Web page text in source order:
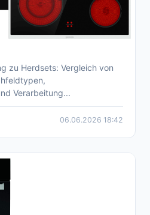
2026 – Einbauherde &
zu Herdsets: Vergleich von
Verarbeitung...
06.06.2026 18:42